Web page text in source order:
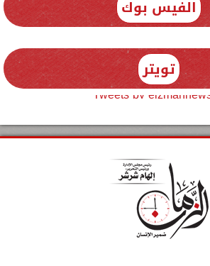
الفيس بوك
تويتر
Tweets by